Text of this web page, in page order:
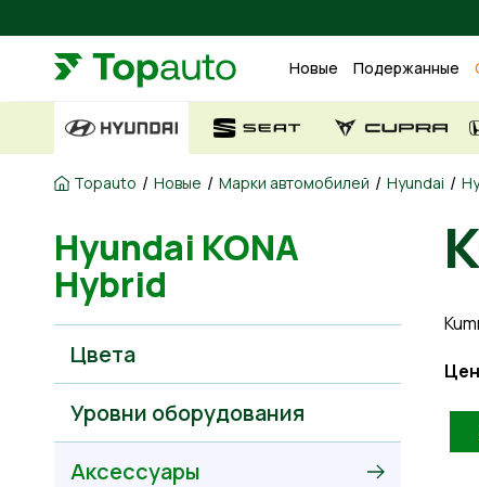
Новые Подержанные
Topauto / Новые / Марки автомобилей / Hyundai /
Hyundai KONA
Hybrid
Цвета
Уровни оборудования
Аксессуары